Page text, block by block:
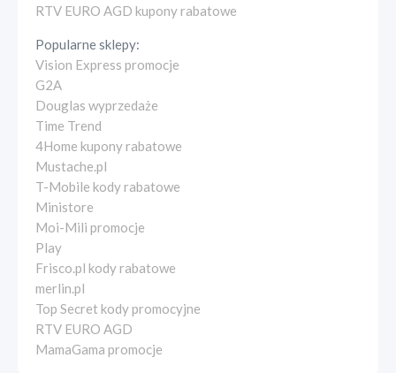
RTV EURO AGD kupony rabatowe
Popularne sklepy:
Vision Express promocje
G2A
Douglas wyprzedaże
Time Trend
4Home kupony rabatowe
Mustache.pl
T-Mobile kody rabatowe
Ministore
Moi-Mili promocje
Play
Frisco.pl kody rabatowe
merlin.pl
Top Secret kody promocyjne
RTV EURO AGD
MamaGama promocje